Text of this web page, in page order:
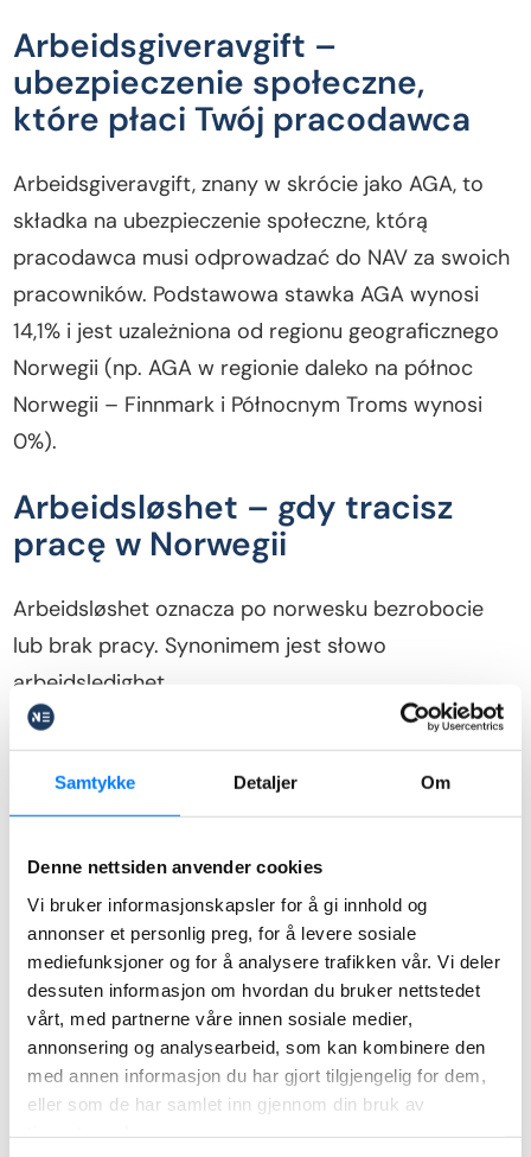
Samtykke Detaljer Om
Denne nettsiden anvender cookies
Vi bruker informasjonskapsler for å gi innhold og
annonser et personlig preg, for å levere sosiale
mediefunksjoner og for å analysere trafikken vår. Vi deler
dessuten informasjon om hvordan du bruker nettstedet
vårt, med partnerne våre innen sosiale medier,
annonsering og analysearbeid, som kan kombinere den
med annen informasjon du har gjort tilgjengelig for dem,
eller som de har samlet inn gjennom din bruk av
Arbeidsgiveravgift –
ubezpieczenie społeczne,
które płaci Twój pracodawca
Arbeidsgiveravgift, znany w skrócie jako AGA, to
składka na ubezpieczenie społeczne, którą
pracodawca musi odprowadzać do NAV za swoich
pracowników. Podstawowa stawka AGA wynosi
14,1% i jest uzależniona od regionu geograficznego
Norwegii (np. AGA w regionie daleko na północ
Norwegii – Finnmark i Północnym Troms wynosi
0%).
Arbeidsløshet – gdy tracisz
pracę w Norwegii
Arbeidsløshet oznacza po norwesku bezrobocie
lub brak pracy. Synonimem jest słowo
arbeidsledighet.
Avslag – odmowa urzędu w
jakiejś sprawie
gdy NAV odmówi Ci przyznania jakiegoś zasiłku i
otrzymasz decyzję w tej sprawie na piśmie od
urzędników.
BankID – metoda logowania do
urzędów w Norwegii